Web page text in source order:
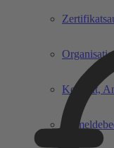
Kontakt,